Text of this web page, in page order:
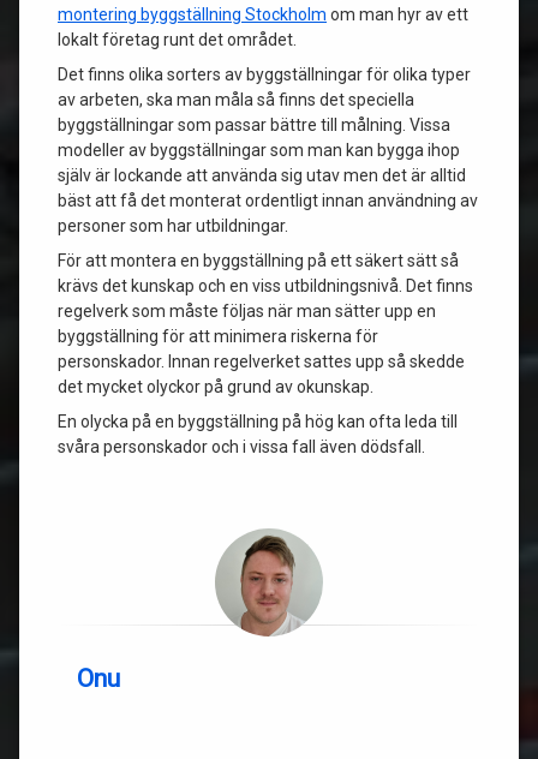
montering byggställning Stockholm om man hyr av ett
lokalt företag runt det området.
Det finns olika sorters av byggställningar för olika typer
av arbeten, ska man måla så finns det speciella
byggställningar som passar bättre till målning. Vissa
modeller av byggställningar som man kan bygga ihop
själv är lockande att använda sig utav men det är alltid
bäst att få det monterat ordentligt innan användning av
personer som har utbildningar.
För att montera en byggställning på ett säkert sätt så
krävs det kunskap och en viss utbildningsnivå. Det finns
regelverk som måste följas när man sätter upp en
byggställning för att minimera riskerna för
personskador. Innan regelverket sattes upp så skedde
det mycket olyckor på grund av okunskap.
En olycka på en byggställning på hög kan ofta leda till
svåra personskador och i vissa fall även dödsfall.
Onu